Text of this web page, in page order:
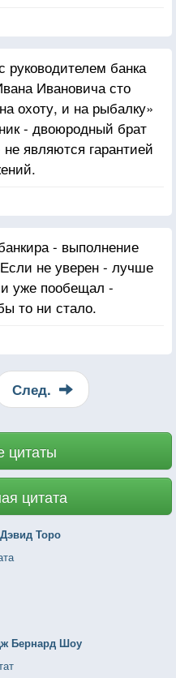
руководителем банка
Ивановича сто
охоту, и на рыбалку»
- двоюродный брат
являются гарантией
- выполнение
не уверен - лучше
уже пообещал -
то ни стало.
След.
цитаты
цитата
Торо
Бернард Шоу